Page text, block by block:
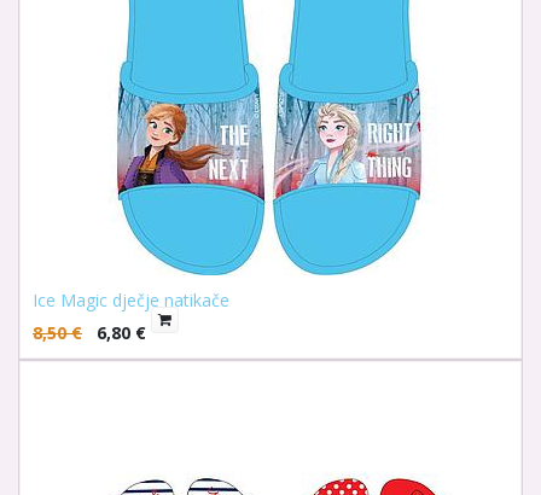
Ice Magic dječje natikače
8,50€ 6,80 €